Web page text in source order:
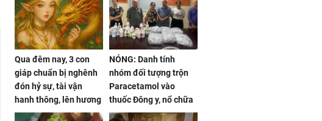
Qua đêm nay, 3 con
giáp chuẩn bị nghênh
đón hỷ sự, tài vận
hanh thông, lên hương
hóa Rồng hóa Phượng,
NÓNG: Danh tính
nhóm đối tượng trộn
Paracetamol vào
thuốc Đông y, nổ chữa
bách bệnh